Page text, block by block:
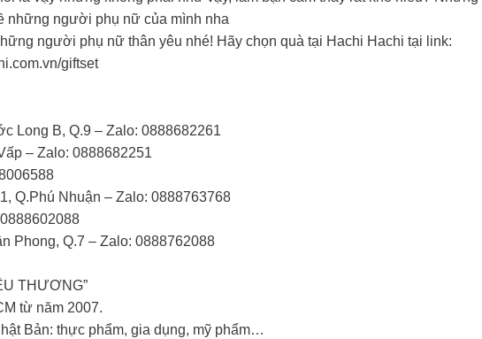
những người phụ nữ của mình nha
người phụ nữ thân yêu nhé! Hãy chọn quà tại Hachi Hachi tại link:
giftset
Long B, Q.9 – Zalo: 0888682261
– Zalo: 0888682251
Q.Phú Nhuận – Zalo: 0888763768
Phong, Q.7 – Zalo: 0888762088
THƯƠNG”
từ năm 2007.
Bản: thực phẩm, gia dụng, mỹ phẩm…